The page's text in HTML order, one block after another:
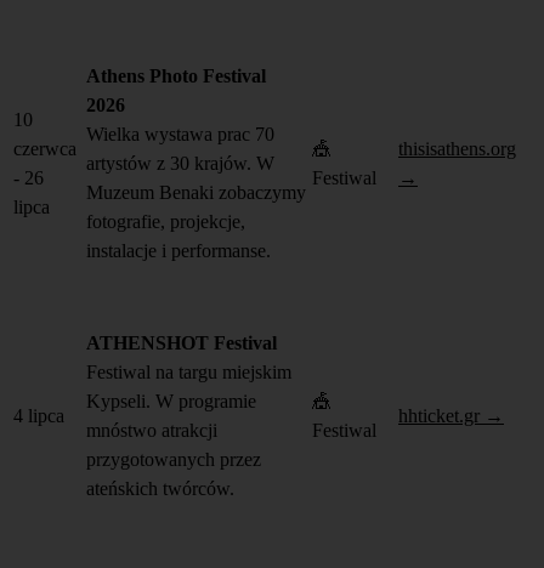
10
czerwca
- 26
lipca
Athens Photo Festival
2026
Wielka wystawa prac 70
artystów z 30 krajów. W
Muzeum Benaki zobaczymy
fotografie, projekcje,
instalacje i performanse.
🎪
Festiwal
thisisathens.org
→
4 lipca
ATHENSHOT Festival
Festiwal na targu miejskim
Kypseli. W programie
mnóstwo atrakcji
przygotowanych przez
ateńskich twórców.
🎪
Festiwal
hhticket.gr →